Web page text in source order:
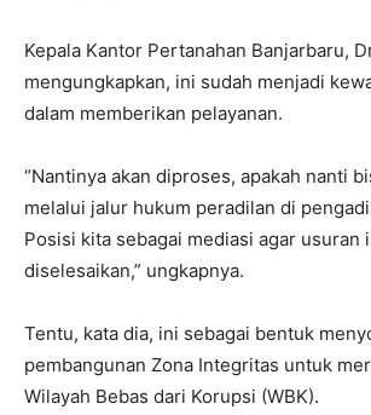
Kepala Kantor Pertanahan Banjarbaru,
mengungkapkan, ini sudah menjadi
dalam memberikan pelayanan.
“Nantinya akan diproses, apakah nanti
melalui jalur hukum peradilan di
Posisi kita sebagai mediasi agar usuran
diselesaikan,” ungkapnya.
Tentu, kata dia, ini sebagai bentuk
pembangunan Zona Integritas untuk
Wilayah Bebas dari Korupsi (WBK).